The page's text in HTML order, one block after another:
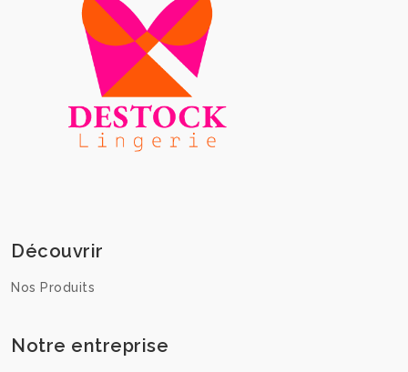
Découvrir
Nos Produits
Notre entreprise